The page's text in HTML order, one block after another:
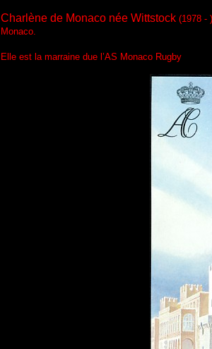
Charlène de Monaco née Wittstock (1978 -
Monaco.
Elle est la marraine due l’AS Monaco Rugby